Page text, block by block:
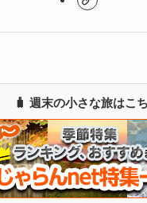
🧳 週末の小さな旅はこ